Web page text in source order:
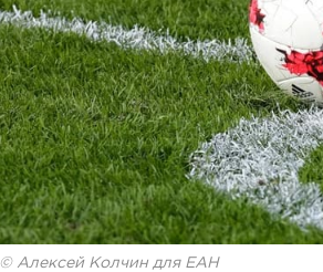
© Алексей Колчин для ЕАН